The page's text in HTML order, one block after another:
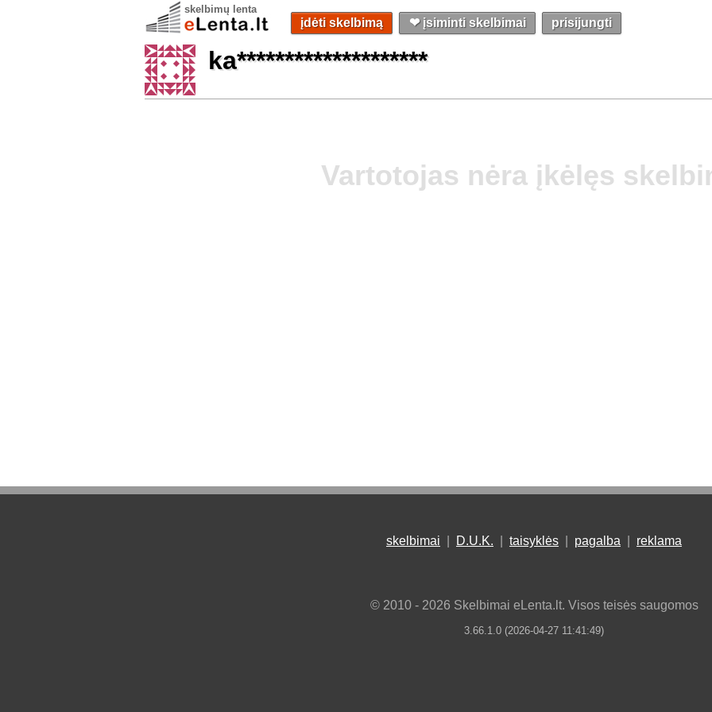
skelbimų lenta
įdėti skelbimą ❤︎ įsiminti skelbimai prisijungti
ka********************
Vartotojas nėra įkėlęs
skelbimai D.U.K. taisyklės pagalba reklama
© 2010 - 2026 Skelbimai eLenta.lt. Visos teisės saugomos
3.66.1.0 (2026-04-27 11:41:49)